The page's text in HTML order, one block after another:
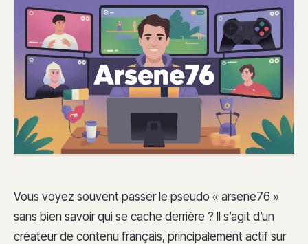
Vous voyez souvent passer le pseudo « arsene76 »
sans bien savoir qui se cache derrière ? Il s’agit d’un
créateur de contenu français, principalement actif sur